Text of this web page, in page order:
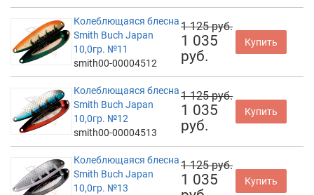
Колеблющаяся блесна
Smith Buch Japan
10,0гр. №11
smith00-00004512
1 125 руб.
1 035
руб.
Купить
Колеблющаяся блесна
Smith Buch Japan
10,0гр. №12
smith00-00004513
1 125 руб.
1 035
руб.
Купить
Колеблющаяся блесна
Smith Buch Japan
10,0гр. №13
1 125 руб.
1 035
Купить